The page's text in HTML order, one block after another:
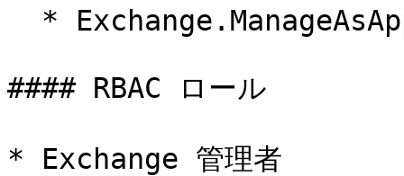
#### RBAC ロール
* Exchange 管理者